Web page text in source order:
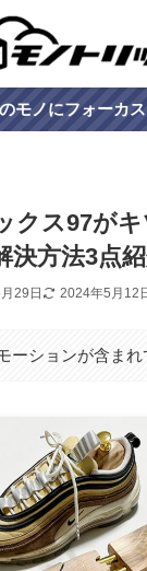
モノにフォーカ
クス97が
決方法3点
29日 2024年5月12
ーションが含まれ